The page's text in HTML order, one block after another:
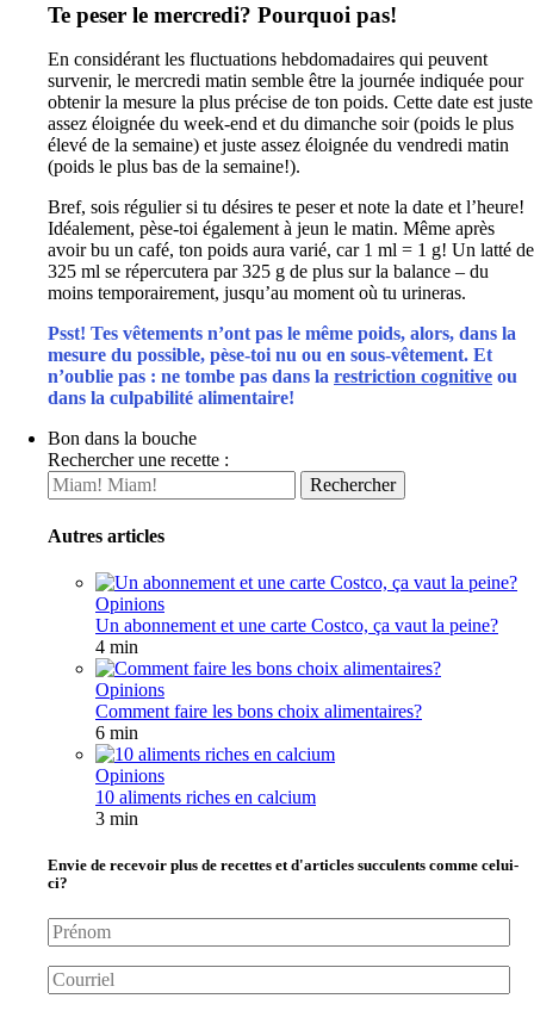
Te peser le mercredi? Pourquoi pas!
En considérant les fluctuations hebdomadaires qui peuvent
survenir, le mercredi matin semble être la journée indiquée pour
obtenir la mesure la plus précise de ton poids. Cette date est juste
assez éloignée du week-end et du dimanche soir (poids le plus
élevé de la semaine) et juste assez éloignée du vendredi matin
(poids le plus bas de la semaine!).
Bref, sois régulier si tu désires te peser et note la date et l’heure!
Idéalement, pèse-toi également à jeun le matin. Même après
avoir bu un café, ton poids aura varié, car 1 ml = 1 g! Un latté de
325 ml se répercutera par 325 g de plus sur la balance – du
moins temporairement, jusqu’au moment où tu urineras.
Psst! Tes vêtements n’ont pas le même poids, alors, dans la
mesure du possible, pèse-toi nu ou en sous-vêtement. Et
n’oublie pas : ne tombe pas dans la restriction cognitive ou
dans la culpabilité alimentaire!
Bon dans la bouche
Rechercher une recette :
Autres articles
Opinions
Un abonnement et une carte Costco, ça vaut la peine?
4 min
Opinions
Comment faire les bons choix alimentaires?
6 min
Opinions
10 aliments riches en calcium
3 min
Envie de recevoir plus de recettes et d'articles succulents comme celui-
ci?